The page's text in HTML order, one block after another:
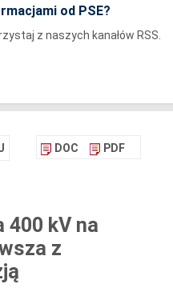
od PSE?
z naszych kanałów RSS.
DOC PDF
400 kV na
z